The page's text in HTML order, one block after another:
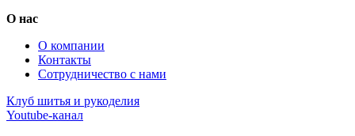
О нас
О компании
Контакты
Сотрудничество с нами
Клуб шитья и рукоделия
Youtube-канал